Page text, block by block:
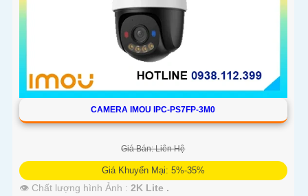
CAMERA IMOU IPC-PS7FP-3M0
Giá Bán: Liên Hệ
Giá Khuyến Mại: 5%-35%
👁 Chất lượng hình Ảnh : 2K Lite .